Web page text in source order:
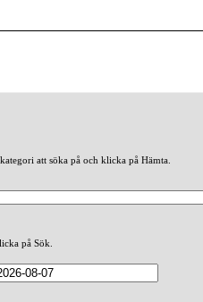
att söka på och klicka på Hämta.
på Sök.